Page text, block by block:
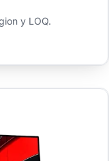
y LOQ.